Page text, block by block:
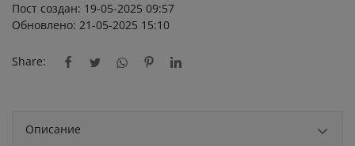
Пост создан: 19-05-2025 09:57
Обновлено: 21-05-2025 15:10
Share:
Описание